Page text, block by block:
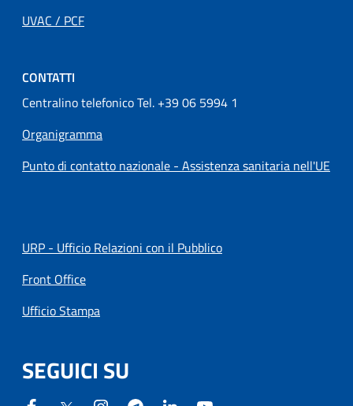
UVAC / PCF
CONTATTI
Centralino telefonico Tel. +39 06 5994 1
Organigramma
Punto di contatto nazionale - Assistenza sanitaria nell'UE
URP - Ufficio Relazioni con il Pubblico
Front Office
Ufficio Stampa
SEGUICI SU